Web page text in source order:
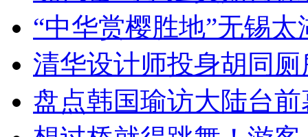
“中华赏樱胜地”无锡
清华设计师投身胡同
盘点韩国瑜访大陆台